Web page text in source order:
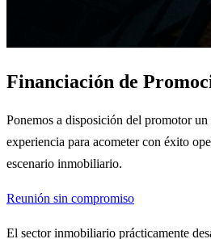
Financiación de
Ponemos a disposición del promotor
experiencia para acometer con éxito
escenario inmobiliario.
Reunión sin compromiso
El sector inmobiliario prácticamente